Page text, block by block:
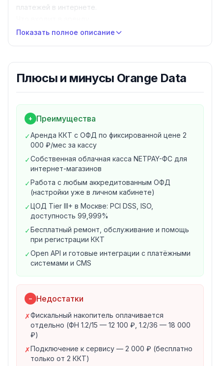
платежей в интернете.
Аренда ККТ для регистрации онлайн-расчётов,
Личный кабинет с полной статистикой по кассам и
заполнения
Бесплатный ремонт и обслуживание, помощь при
регистрации ККТ
Круглосуточная техническая поддержка 24/7
Собственная касса и дата-центр
Онлайн-кассаNETPAY-ФС
интернет-магазинов и работает автоматически
круглосуточно, без ручного ввода платёжных
данных. Оборудование размещено в
сертифицированном ЦОД класса Tier III+ в Москве на
серверах FreeBSD и Linux: доступность 99,999%,
сертификаты PCI DSS и ISO, автономное питание,
круглосуточное наблюдение и охрана.
Интеграции и API
Готовые модули фискализации с платёжными
Интеграция с популярными CMS для интернет-
магазинов
Прямая интеграция через Orange Data API (Open API)
Возможность прямого подключения к оператору
фискальных данных
Работа с ОФД
Показать полное описание
Плюсы и минусы Orange Data
+ Преимущества
✓Аренда ККТ с ОФД по фиксированной цене 2
000 ₽/мес за кассу
✓Собственная облачная касса NETPAY-ФС для
интернет-магазинов
✓Работа с любым аккредитованным ОФД
(настройки уже в личном кабинете)
✓ЦОД Tier III+ в Москве: PCI DSS, ISO,
доступность 99,999%
✓Бесплатный ремонт, обслуживание и помощь
при регистрации ККТ
✓Open API и готовые интеграции с платёжными
системами и CMS
− Недостатки
✗Фискальный накопитель оплачивается
отдельно (ФН 1.2/15 — 12 100 ₽, 1.2/36 — 18 000
₽)
✗Подключение к сервису — 2 000 ₽ (бесплатно
только от 2 ККТ)